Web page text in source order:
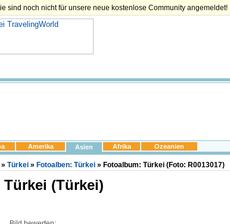
sind noch nicht für unsere neue kostenlose Community
Amerika Asien Afrika Ozeanien
» Türkei » Fotoalben: Türkei » Fotoalbum: Türkei (Foto: R0013017)
Türkei (Türkei)